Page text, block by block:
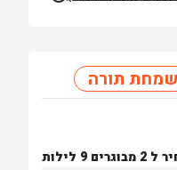
שמחת תורה
9 לילות